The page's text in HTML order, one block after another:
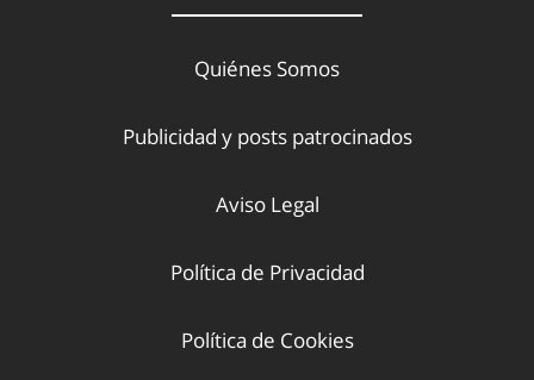
Quiénes Somos
Publicidad y posts patrocinados
Aviso Legal
Política de Privacidad
Política de Cookies